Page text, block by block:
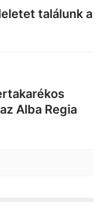
találunk a
Alba Regia